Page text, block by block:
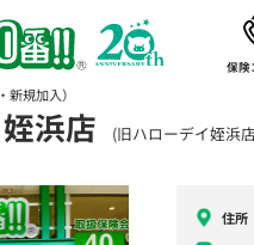
保険
規加入）
浜店 (旧ハローデイ姪浜
住所